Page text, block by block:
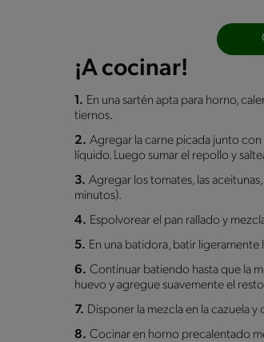
¡A cocinar!
1. En una sartén apta para horno,
tiernos.
2. Agregar la carne picada junto
líquido. Luego sumar el repollo y
3. Agregar los tomates, las
minutos).
4. Espolvorear el pan rallado y
5. En una batidora, batir ligeramente
6. Continuar batiendo hasta que la
huevo y agregue suavemente el
7. Disponer la mezcla en la cazuela
8. Cocinar en horno precalentado